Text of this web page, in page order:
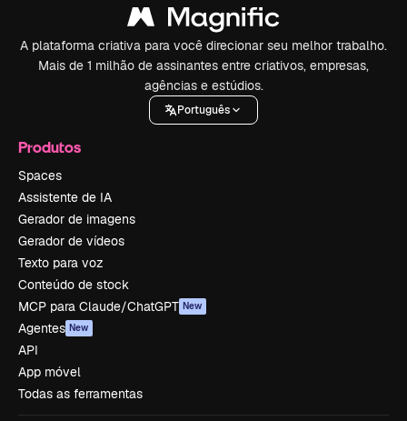
A plataforma criativa para você direcionar seu melhor trabalho.
Mais de 1 milhão de assinantes entre criativos, empresas,
agências e estúdios.
Português
Produtos
Spaces
Assistente de IA
Gerador de imagens
Gerador de vídeos
Texto para voz
Conteúdo de stock
MCP para Claude/ChatGPT New
Agentes New
API
App móvel
Todas as ferramentas